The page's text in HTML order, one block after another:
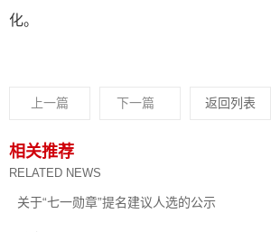
化。
上一篇 下一篇 返回列表
相关推荐
RELATED NEWS
关于“七一勋章”提名建议人选的公示